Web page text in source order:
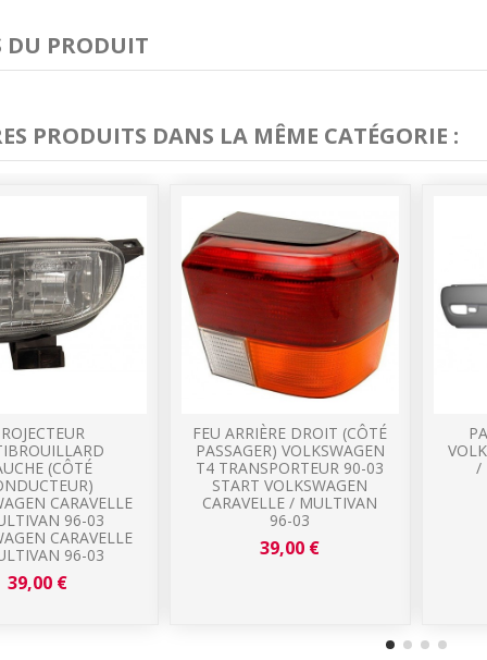
DU PRODUIT
PRODUITS DANS LA MÊME CATÉGORIE :
(CÔTÉ
CARAVELLE
96-03
CARAVELLE
96-03
39,00 €
FEU ARRIÈRE DROIT (CÔTÉ
PASSAGER) VOLKSWAGEN
T4 TRANSPORTEUR 90-03
START VOLKSWAGEN
CARAVELLE / MULTIVAN
96-03
39,00 €
/